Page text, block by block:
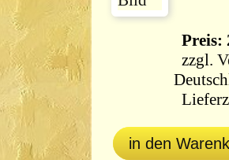
Preis:
zzgl.
in den